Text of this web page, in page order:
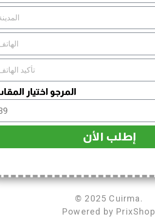
المرجو اختيار
إطلب الأن
© 2025 Cuirma.
Powered by PrixShop